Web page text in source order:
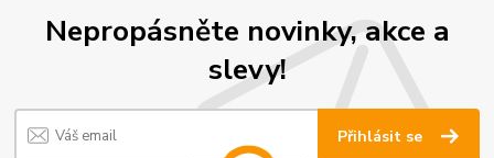
Nepropásněte novinky, akce a
slevy!
Přihlásit se